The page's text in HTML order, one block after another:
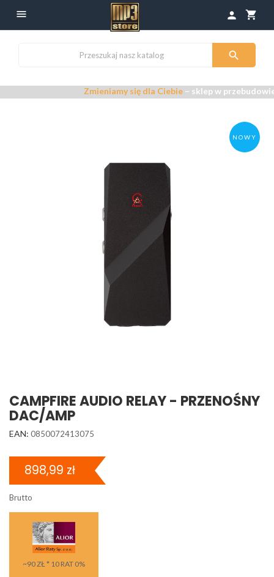
 shopping_cart
person

Zmieniamy się dla Ciebie– sklep w przebudowie –
NOWY
CAMPFIRE AUDIO RELAY - PRZENOŚNY
DAC/AMP
EAN: 0850072413075
898,99 zł
Brutto
~90 ZŁ * 10 RAT 0%